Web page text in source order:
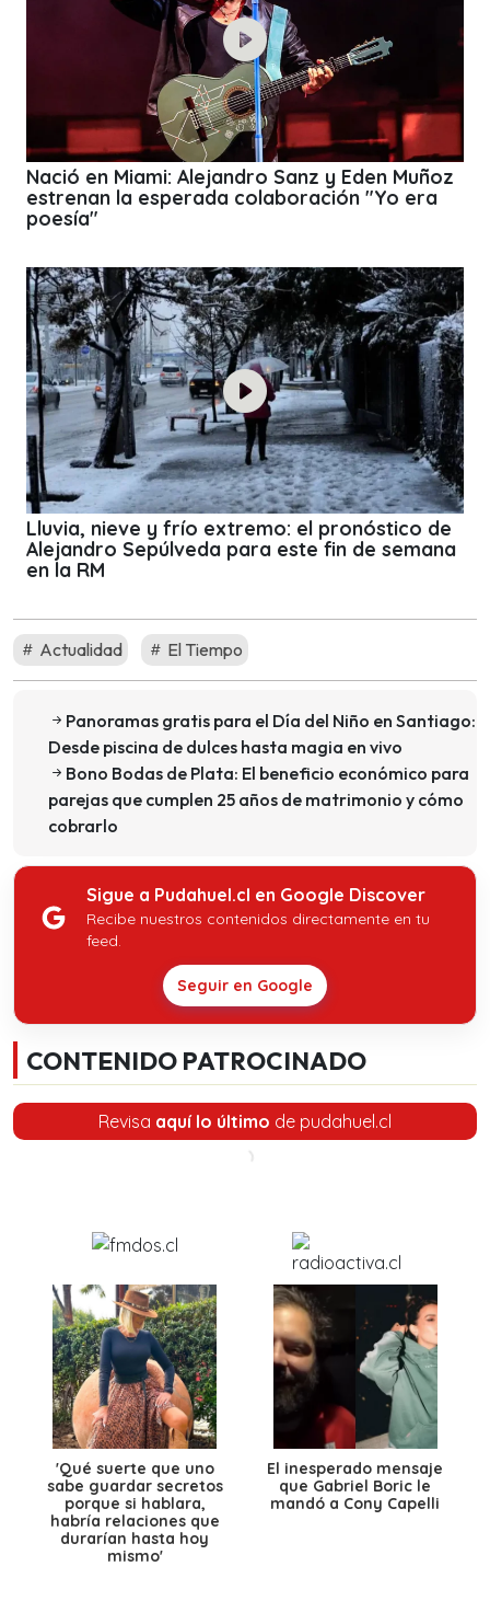
Nació en Miami: Alejandro Sanz y Eden Muñoz
estrenan la esperada colaboración "Yo era
poesía"
Lluvia, nieve y frío extremo: el pronóstico de
Alejandro Sepúlveda para este fin de semana
en la RM
Actualidad El Tiempo
Panoramas gratis para el Día del Niño en Santiago:
Desde piscina de dulces hasta magia en vivo
Bono Bodas de Plata: El beneficio económico para
parejas que cumplen 25 años de matrimonio y cómo
cobrarlo
Sigue a Pudahuel.cl en Google Discover
Recibe nuestros contenidos directamente en tu
feed.
Seguir en Google
CONTENIDO PATROCINADO
Revisa aquí lo último de pudahuel.cl
'Qué suerte que uno
sabe guardar secretos
porque si hablara,
habría relaciones que
durarían hasta hoy
mismo'
El inesperado mensaje
que Gabriel Boric le
mandó a Cony Capelli